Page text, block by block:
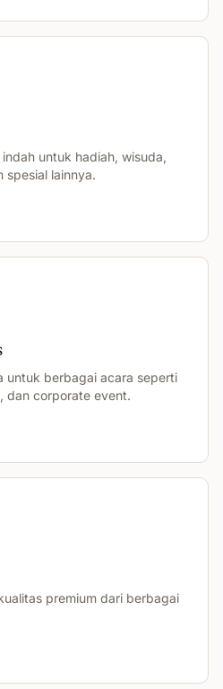
untuk hadiah, wisuda,
spesial lainnya.
untuk berbagai acara seperti
dan corporate event.
premium dari berbagai